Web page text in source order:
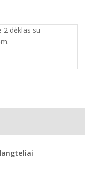
2 dėklas su